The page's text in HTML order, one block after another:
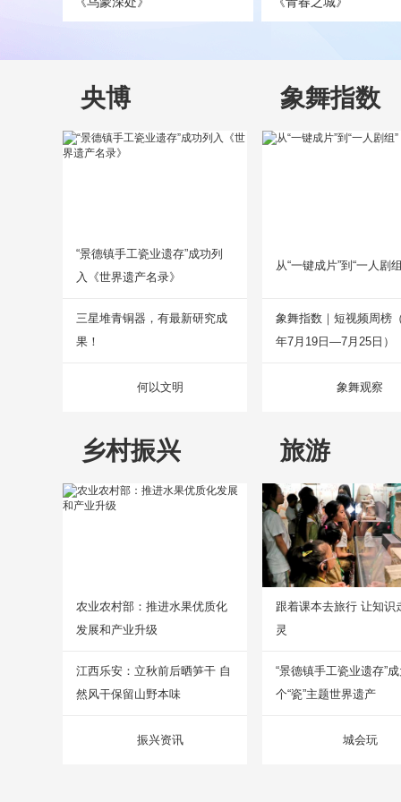
央博
“景德镇手工瓷业遗存”成功列
入《世界遗产名录》
三星堆青铜器，有最新研究成
果！
何以文明
象舞指数
从“一键成片”到“一人剧
象舞指数｜短视频周榜
年7月19日—7月25日）
象舞观察
乡村振兴
农业农村部：推进水果优质化
发展和产业升级
江西乐安：立秋前后晒笋干 自
然风干保留山野本味
振兴资讯
旅游
跟着课本去旅行 让知识
灵
“景德镇手工瓷业遗存”
个“瓷”主题世界遗产
城会玩